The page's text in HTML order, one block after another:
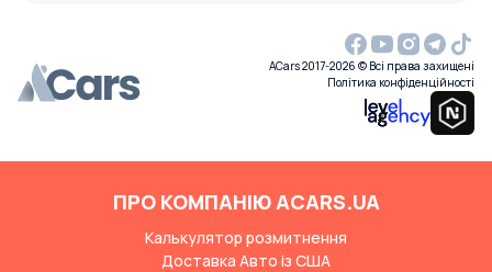
ACars 2017-2026 © Всі права захищені
Політика конфіденційності
ПРО КОМПАНІЮ ACARS.UA
Калькулятор розмитнення
Доставка Авто із США